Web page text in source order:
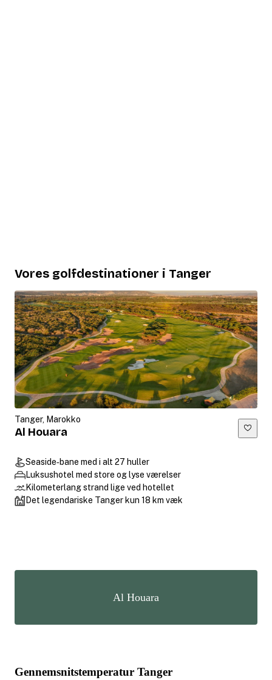
Vores golfdestinationer i Tanger
Tanger, Marokko
Al Houara
Seaside‑bane med i alt 27 huller
Luksushotel med store og lyse værelser
Kilometerlang strand lige ved hotellet
Det legendariske Tanger kun 18 km væk
Al Houara
Gennemsnitstemperatur Tanger